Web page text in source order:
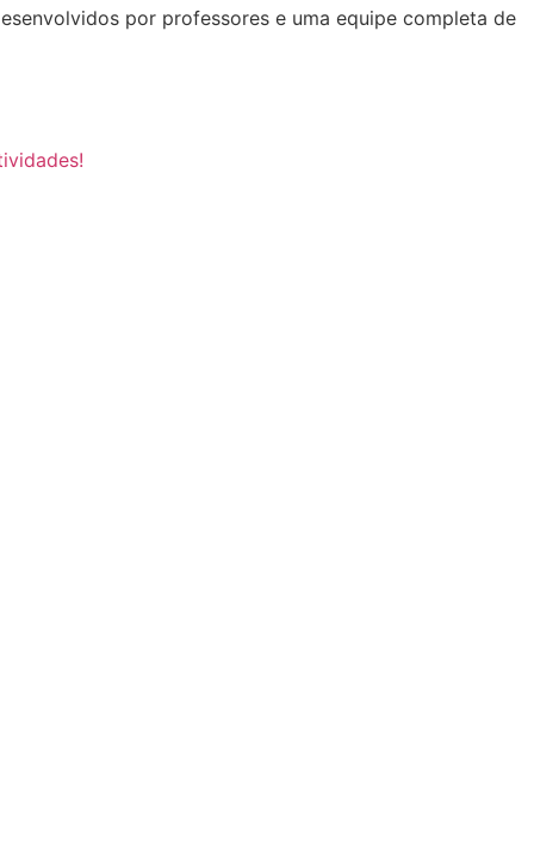
por professores e uma equipe completa de